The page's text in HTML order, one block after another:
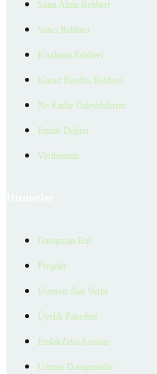
Satın Alma Rehberi
Satıcı Rehberi
Kiralama Rehberi
Konut Kredisi Rehberi
Ne Kadar Ödeyebilirim
Emlak Değeri
Verilerimiz
Danışman Bul
Projeler
Ücretsiz İlan Verin
Üyelik Paketleri
EmlakZeka Asistan
Uzman Danışmanlar